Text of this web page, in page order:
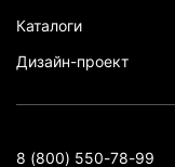
Каталоги
Дизайн-проект
8 (800) 550-78-99